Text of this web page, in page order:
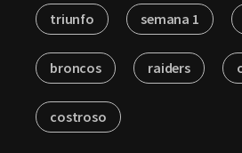
triunfo semana 1
broncos raiders
costroso